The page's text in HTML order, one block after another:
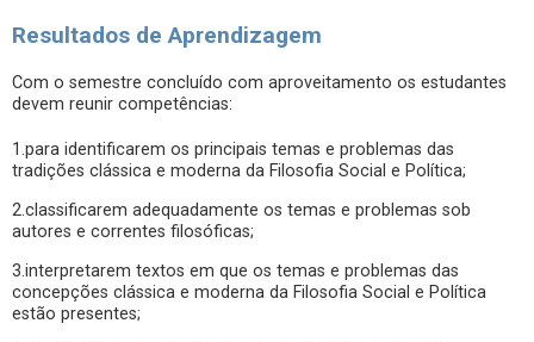
Resultados de Aprendizagem
Com o semestre concluído com aproveitamento os estudantes
devem reunir competências:
1.para identificarem os principais temas e problemas das
tradições clássica e moderna da Filosofia Social e Política;
2.classificarem adequadamente os temas e problemas sob
autores e correntes filosóficas;
3.interpretarem textos em que os temas e problemas das
concepções clássica e moderna da Filosofia Social e Política
estão presentes;